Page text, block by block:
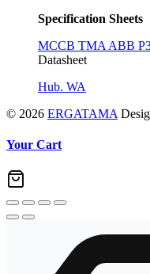
Specification Sheets
MCCB TMA ABB
Datasheet
Hub. WA
© 2026 ERGATAMA
Your Cart